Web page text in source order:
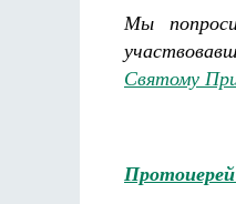
Мы
Святому